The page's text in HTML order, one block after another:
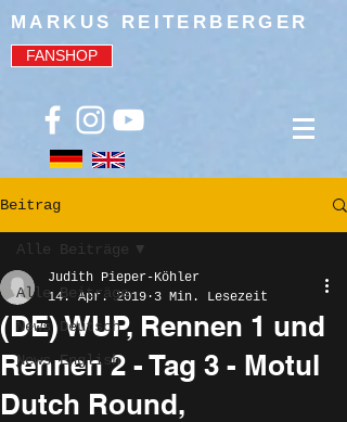
MARKUS REITERBERGER
FANSHOP
Beitrag
Alle Beiträge
News Deutsch
News English
Alle Beiträge
(DE) WUP, Rennen 1 und
Rennen 2 - Tag 3 - Motul
Dutch Round,
Judith Pieper-Köhler
14. Apr. 2019 3 Min. Lesezeit